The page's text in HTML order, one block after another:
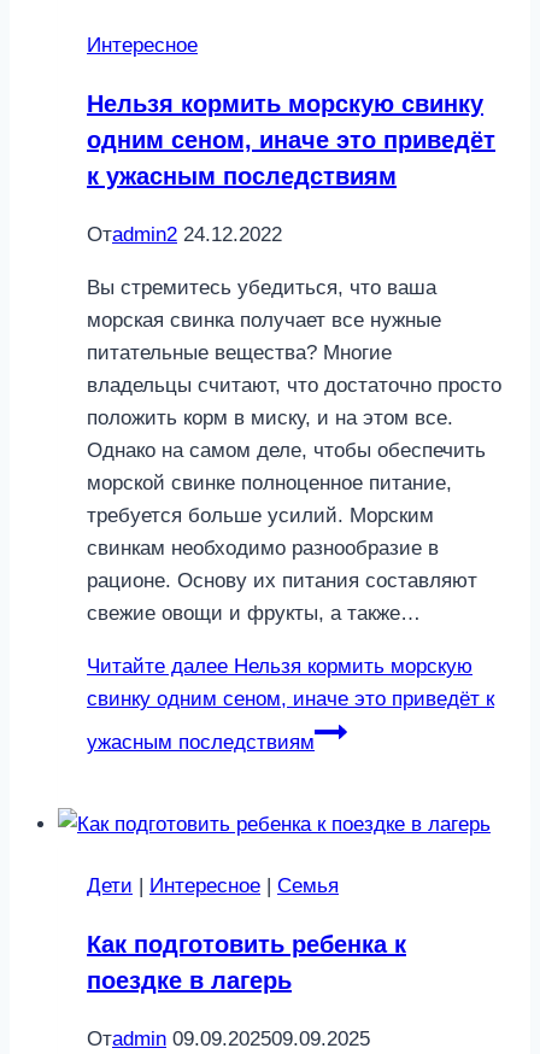
Интересное
Нельзя кормить морскую свинку
одним сеном, иначе это приведёт
к ужасным последствиям
Отadmin2 24.12.2022
Вы стремитесь убедиться, что ваша
морская свинка получает все нужные
питательные вещества? Многие
владельцы считают, что достаточно просто
положить корм в миску, и на этом все.
Однако на самом деле, чтобы обеспечить
морской свинке полноценное питание,
требуется больше усилий. Морским
свинкам необходимо разнообразие в
рационе. Основу их питания составляют
свежие овощи и фрукты, а также…
Читайте далее Нельзя кормить морскую
свинку одним сеном, иначе это приведёт к
ужасным последствиям
Дети | Интересное | Семья
Как подготовить ребенка к
поездке в лагерь
Отadmin 09.09.202509.09.2025